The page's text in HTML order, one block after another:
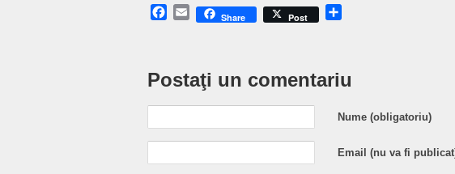
Facebook
EmailShare Post
Postaţi un comentariu
Nume (obligatoriu)
Email (nu va fi